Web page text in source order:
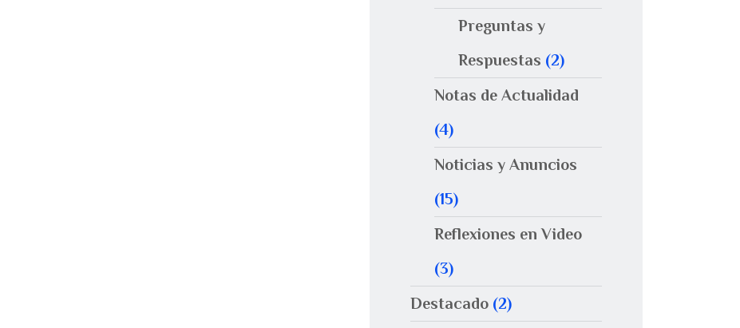
Preguntas y
Respuestas (2)
Notas de Actualidad
(4)
Noticias y Anuncios
(15)
Reflexiones en Video
(3)
Destacado (2)